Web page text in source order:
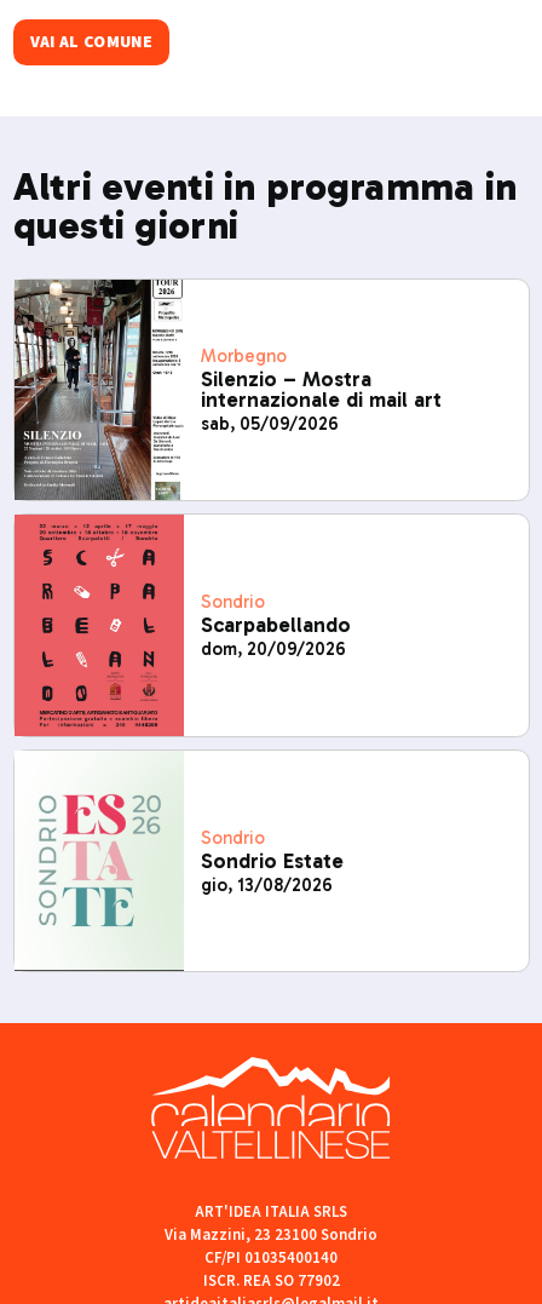
VAI AL COMUNE
Altri eventi in programma in
questi giorni
Morbegno
Silenzio – Mostra
internazionale di mail art
sab, 05/09/2026
Sondrio
Scarpabellando
dom, 20/09/2026
Sondrio
Sondrio Estate
gio, 13/08/2026
ART'IDEA ITALIA SRLS
Via Mazzini, 23 23100 Sondrio
CF/PI 01035400140
ISCR. REA SO 77902